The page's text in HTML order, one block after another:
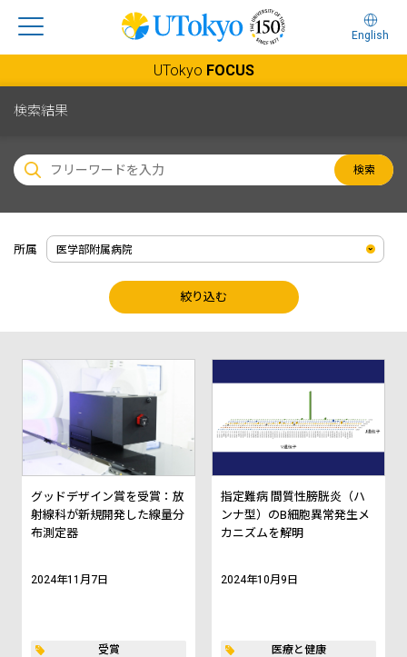
English
UTokyo FOCUS
検索結果
検索
所属
絞り込む
グッドデザイン賞を受賞：放
射線科が新規開発した線量分
布測定器
2024年11月7日
受賞
指定難病 間質性膀胱炎（ハ
ンナ型）のB細胞異常発生メ
カニズムを解明
2024年10月9日
医療と健康